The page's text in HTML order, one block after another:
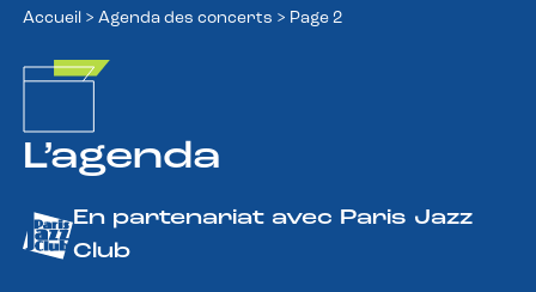
Accueil > Agenda des concerts > Page 2
L’agenda
En partenariat avec Paris Jazz
Club